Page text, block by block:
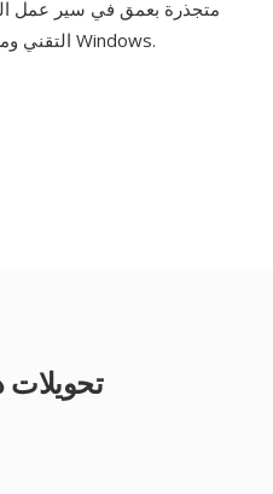
التقني ومستندات المؤسسات القائمة على Windows.